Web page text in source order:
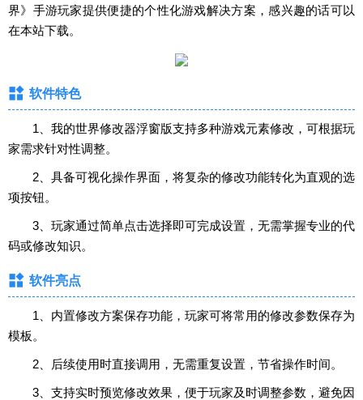
界》手游玩家提供便捷的个性化游戏解决方案，感兴趣的话可以
在本站下载。
软件特色
1、我的世界修改器浮窗版支持多种游戏元素修改，可根据玩
家需求针对性调整。
2、具备可视化操作界面，将复杂的修改功能转化为直观的选
项按钮。
3、玩家通过简单点击选择即可完成设置，无需掌握专业的代
码或修改知识。
软件亮点
1、内置修改方案保存功能，玩家可将常用的修改参数保存为
模板。
2、后续使用时直接调用，无需重复设置，节省操作时间。
3、支持实时预览修改效果，便于玩家及时调整参数，避免因